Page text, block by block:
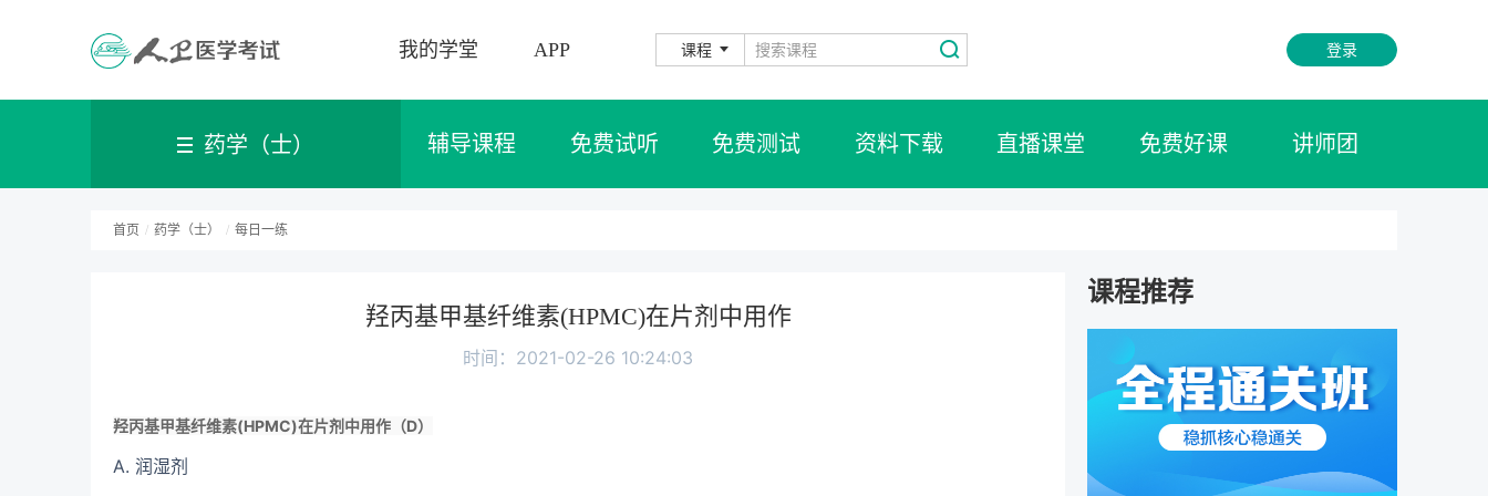
我的学堂 APP 课程 登录
药学（士） 辅导课程 免费试听 免费测试 资料下载 直播课堂 免费好课 讲师团
首页 / 药学（士） / 每日一练
羟丙基甲基纤维素(HPMC)在片剂中用作
时间：2021-02-26 10:24:03
羟丙基甲基纤维素(HPMC)在片剂中用作（D）
A. 润湿剂
课程推荐